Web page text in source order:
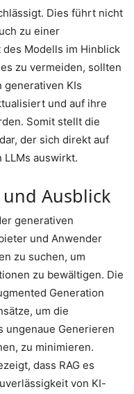
Dies führt nicht
zu einer
Modells im Hinblick
zu vermeiden, sollten
generativen KIs
und auf ihre
Somit stellt die
der sich direkt auf
auswirkt.
Ausblick
generativen
und Anwender
zu suchen, um
zu bewältigen. Die
Generation
um die
ungenaue Generieren
zu minimieren.
dass RAG es
von KI-